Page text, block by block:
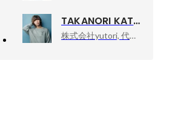
TAKANORI KATAISHI
株式会社yutori, 代表取締役社長